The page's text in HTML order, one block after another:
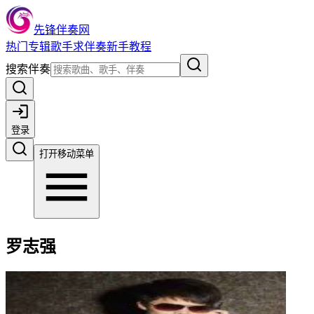
先锋伴奏网
热门 专辑歌手求伴奏新手教程
搜索伴奏
登录
打开移动菜单
罗志强